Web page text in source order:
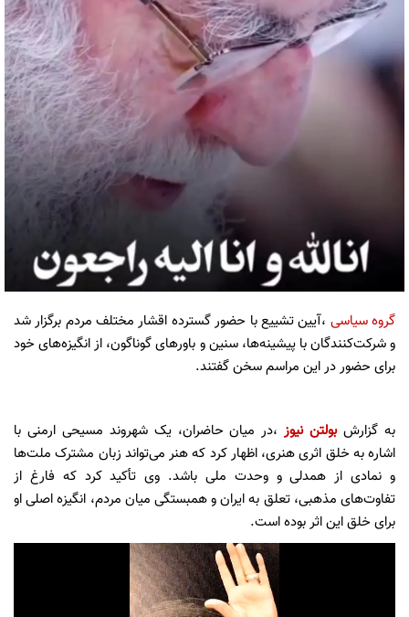
گروه سیاسی ،آیین تشییع با حضور گسترده اقشار مختلف مردم برگزار شد
و شرکت‌کنندگان با پیشینه‌ها، سنین و باورهای گوناگون، از انگیزه‌های خود
برای حضور در این مراسم سخن گفتند.
به گزارشبولتن نیوز،در میان حاضران، یک شهروند مسیحی ارمنی با
اشاره به خلق اثری هنری، اظهار کرد که هنر می‌تواند زبان مشترک ملت‌ها
و نمادی از همدلی و وحدت ملی باشد. وی تأکید کرد که فارغ از
تفاوت‌های مذهبی، تعلق به ایران و همبستگی میان مردم، انگیزه اصلی او
برای خلق این اثر بوده است.